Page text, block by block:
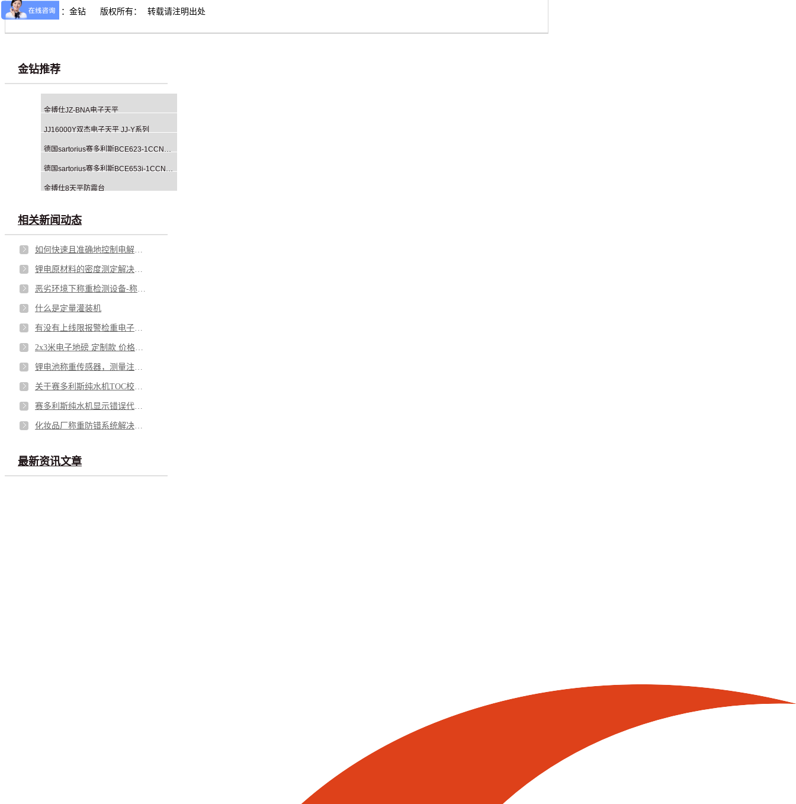
【责任编辑】： 金钻 版权所有： 转载请注明出处
金钻推荐
金搏仕JZ-BNA电子天平
JJ16000Y双杰电子天平 JJ-Y系列
金搏仕8天平防震台
相关新闻动态
什么是定量灌装机
最新资讯文章